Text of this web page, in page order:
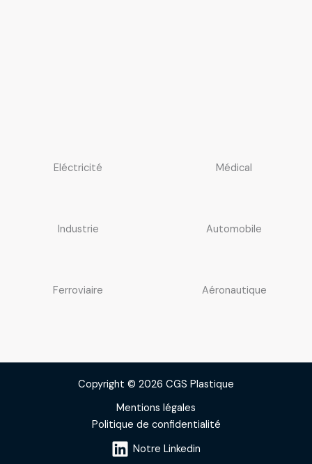
Eléctricité Médical
Industrie Automobile
Ferroviaire Aéronautique
Copyright © 2026 CGS Plastique
Mentions légales
Politique de confidentialité
Notre Linkedin